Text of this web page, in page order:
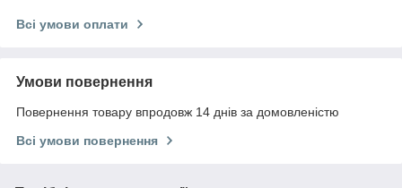
Всі умови оплати
Умови повернення
Повернення товару впродовж 14 днів за домовленістю
Всі умови повернення